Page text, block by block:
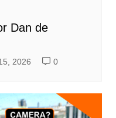
Dan de
2026 0